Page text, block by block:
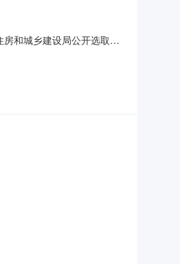
和城乡建设局公开选取检
水水质抽样检测工作的通